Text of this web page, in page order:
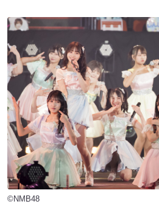
©NMB48